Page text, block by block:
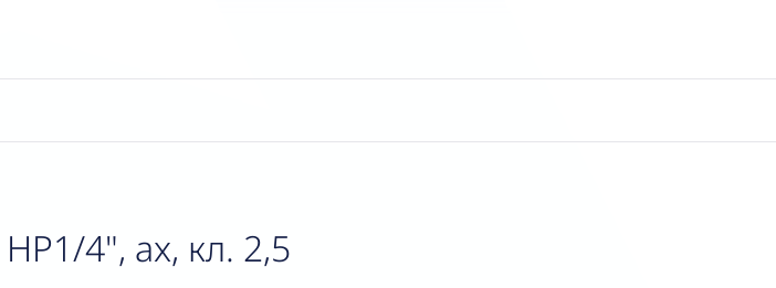
4", ax, кл. 2,5